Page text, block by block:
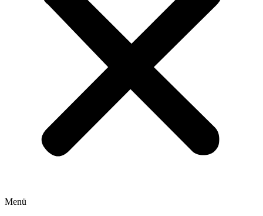
Menü